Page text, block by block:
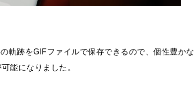
軌跡をGIFファイルで保存できるので、個性豊かな
能になりました。